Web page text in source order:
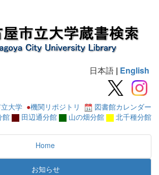
日本語 | English
大学 ●機関リポジトリ
図書館カレンダー
館
田辺通分館 山の畑分館 北千種分館
Home
お知らせ